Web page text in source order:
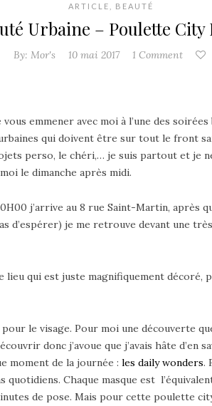
ARTICLE BEAUTÉ
Urbaine – Poulette City
By: Mor's 10 mai 2017 1 Comment
vous emmener avec moi à l’une des
qui doivent être sur tout le front
perso, le chéri,… je suis partout et je
le dimanche après midi.
j’arrive au 8 rue Saint-Martin, après
d’espérer) je me retrouve devant une
lieu qui est juste magnifiquement
le visage. Pour moi une découverte
donc j’avoue que j’avais hâte
moment de la journée : les daily wonders.
Chaque masque est
de pose. Mais pour cette poulette